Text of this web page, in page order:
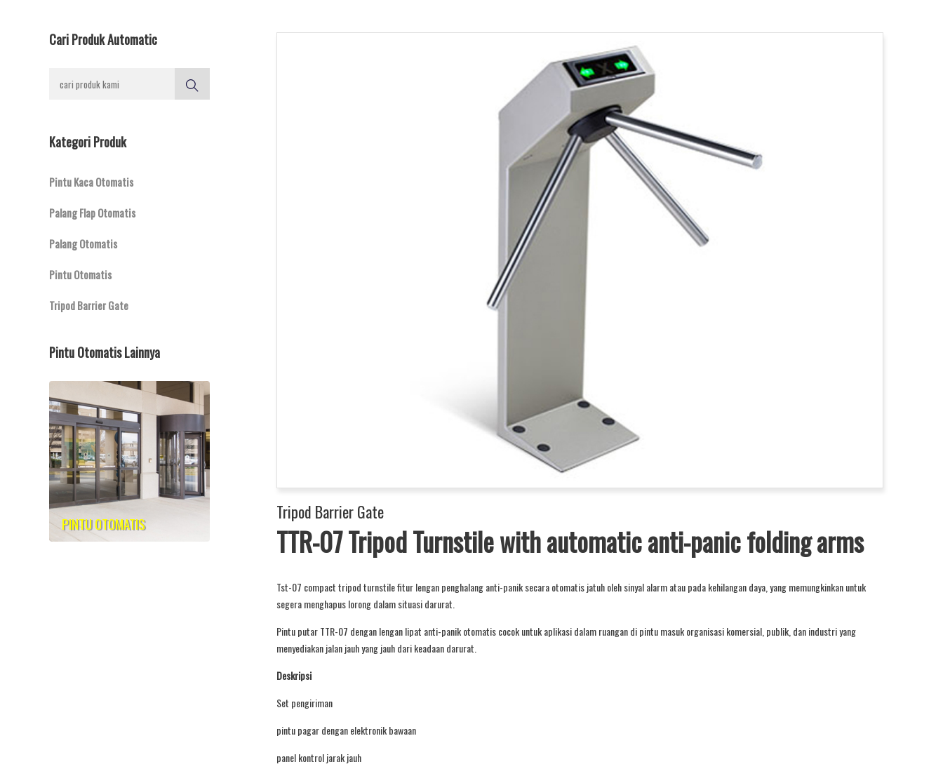
Cari Produk Automatic
Kategori Produk
Pintu Kaca Otomatis
Palang Flap Otomatis
Palang Otomatis
Pintu Otomatis
Tripod Barrier Gate
Pintu Otomatis Lainnya
PINTU OTOMATIS
Tripod Barrier Gate
TTR-07 Tripod Turnstile with automatic anti-panic folding arms
Tst-07 compact tripod turnstile fitur lengan penghalang anti-panik secara otomatis jatuh oleh sinyal alarm atau pada kehilangan daya, yang memungkinkan untuk
segera menghapus lorong dalam situasi darurat.
Pintu putar TTR-07 dengan lengan lipat anti-panik otomatis cocok untuk aplikasi dalam ruangan di pintu masuk organisasi komersial, publik, dan industri yang
menyediakan jalan jauh yang jauh dari keadaan darurat.
Deskripsi
Set pengiriman
pintu pagar dengan elektronik bawaan
panel kontrol jarak jauh